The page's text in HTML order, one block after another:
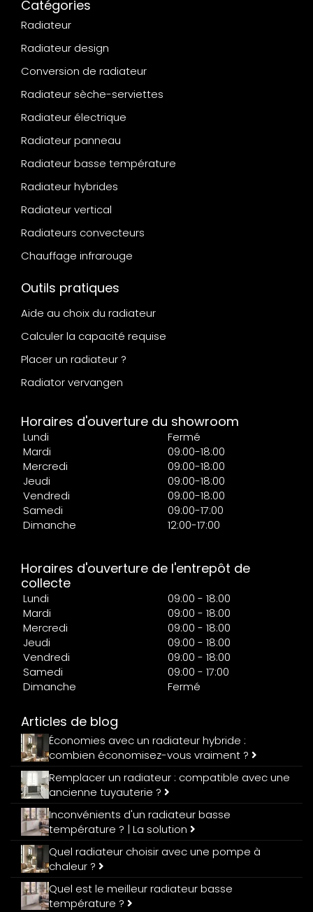
Catégories
Radiateur
Radiateur design
Conversion de radiateur
Radiateur sèche-serviettes
Radiateur électrique
Radiateur panneau
Radiateur basse température
Radiateur hybrides
Radiateur vertical
Radiateurs convecteurs
Chauffage infrarouge
Outils pratiques
Aide au choix du radiateur
Calculer la capacité requise
Placer un radiateur ?
Radiator vervangen
Horaires d'ouverture du showroom
Lundi
Fermé
Mardi
09:00-18:00
Mercredi
09:00-18:00
Jeudi
09:00-18:00
Vendredi
09:00-18:00
Samedi
09:00-17:00
Dimanche
12:00-17:00
Horaires d'ouverture de l'entrepôt de
collecte
Lundi
09:00 - 18:00
Mardi
09:00 - 18:00
Mercredi
09:00 - 18:00
Jeudi
09:00 - 18:00
Vendredi
09:00 - 18:00
Samedi
09:00 - 17:00
Dimanche
Fermé
Articles de blog
Économies avec un radiateur hybride :
combien économisez-vous vraiment ?
Remplacer un radiateur : compatible avec une
ancienne tuyauterie ?
Inconvénients d'un radiateur basse
température ? | La solution
Quel radiateur choisir avec une pompe à
chaleur ?
Quel est le meilleur radiateur basse
température ?